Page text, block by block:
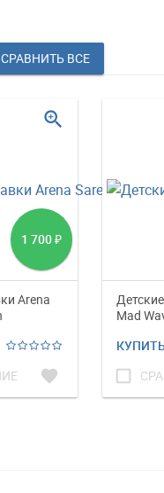
1 700 ₽
Arena
favorite
zoom_in
Mad
check_box_outline_blank